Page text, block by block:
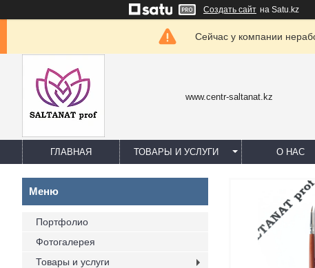
Создать сайт на Satu.kz
Сейчас у компании
www.centr-saltanat.kz
ГЛАВНАЯ ТОВАРЫ И УСЛУГИ О НАС
Портфолио
Фотогалерея
Товары и услуги